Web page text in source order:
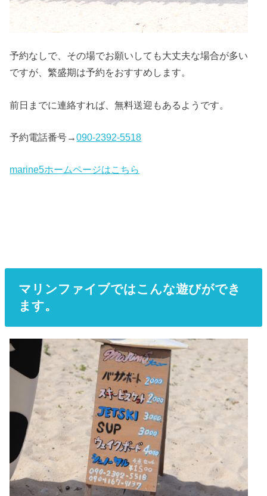
予約なしで、その場でお願いしても大丈夫な場合が多い
ですが、繁盛期は予約をおすすめします。
前日までに連絡すれば、無料送迎もあるようです。
予約電話番号→090-2392-5518
marine5ホームページはこちら
マリンファイブではこんな遊びができ
ます。